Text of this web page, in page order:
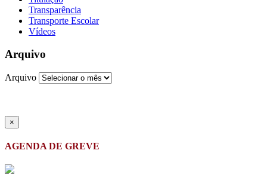
Transparência
Transporte Escolar
Vídeos
Arquivo
Arquivo
×
AGENDA DE GREVE